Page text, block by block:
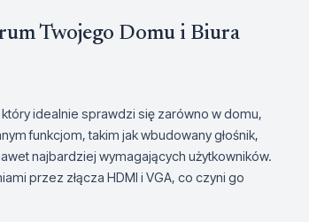
Twojego Domu i Biura
idealnie sprawdzi się zarówno w domu,
funkcjom, takim jak wbudowany głośnik,
najbardziej wymagających użytkowników.
przez złącza HDMI i VGA, co czyni go